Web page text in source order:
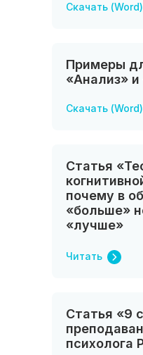
Скачать (Word)
Примеры
«Анализ»
Скачать (Word)
Статья
почему в
«больше»
«лучше»
Читать
Статья «9
психолога